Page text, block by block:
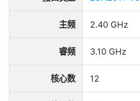
主频 2.40 GHz
睿频 3.10 GHz
核心数 12